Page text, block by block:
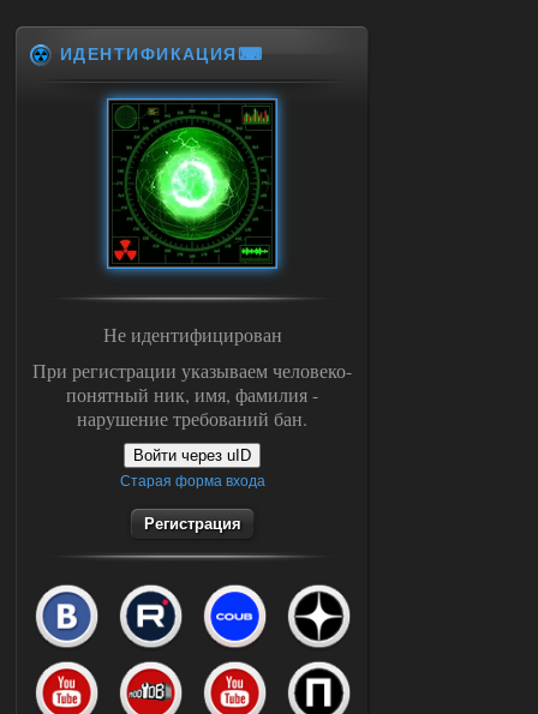
ИДЕНТИФИКАЦИЯ⌨
Не идентифицирован
При регистрации указываем человеко-
понятный ник, имя, фамилия -
нарушение требований бан.
Войти через uID
Старая форма входа
Регистрация